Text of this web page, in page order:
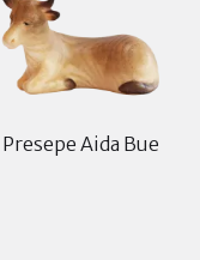
Presepe Aida Bue